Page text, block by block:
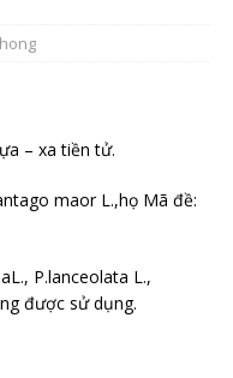
– xa tiền tử.
maor L.,họ Mã đề:
P.lanceolata L.,
được sử dụng.